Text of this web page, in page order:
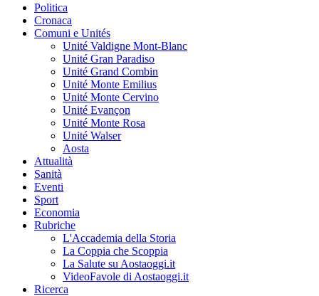
Politica
Cronaca
Comuni e Unités
Unité Valdigne Mont-Blanc
Unité Gran Paradiso
Unité Grand Combin
Unité Monte Emilius
Unité Monte Cervino
Unité Evançon
Unité Monte Rosa
Unité Walser
Aosta
Attualità
Sanità
Eventi
Sport
Economia
Rubriche
L'Accademia della Storia
La Coppia che Scoppia
La Salute su Aostaoggi.it
VideoFavole di Aostaoggi.it
Ricerca